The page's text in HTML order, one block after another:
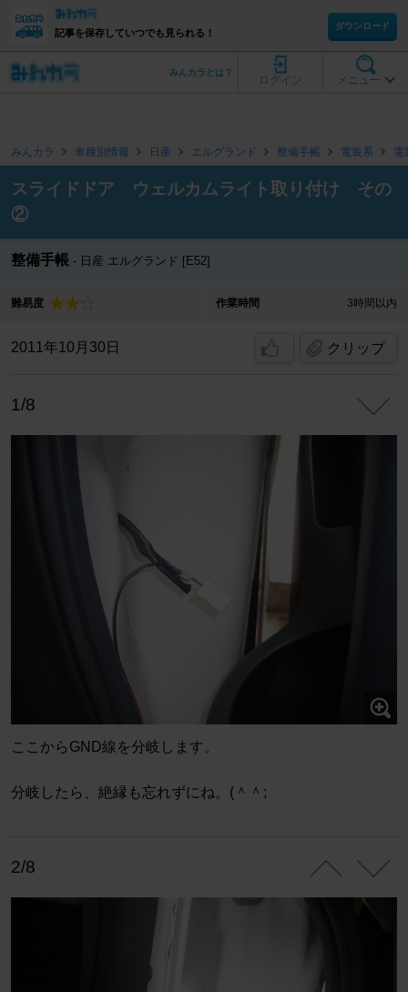
記事を保存していつでも見られる！
ダウンロード
メニュー
ログイン
みんカラとは？
みんカラ 車種別情報 日産 エルグランド 整備手帳 電装系 電
スライドドア ウェルカムライト取り付け その
②
整備手帳 日産 エルグランド [E52]
難易度 作業時間 3時間以内
2011年10月30日 クリップ
1/8
ここからGND線を分岐します。
分岐したら、絶縁も忘れずにね。(＾＾;
2/8